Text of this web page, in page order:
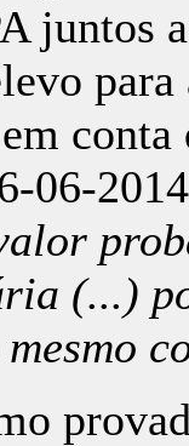
juntos
06-
(...)